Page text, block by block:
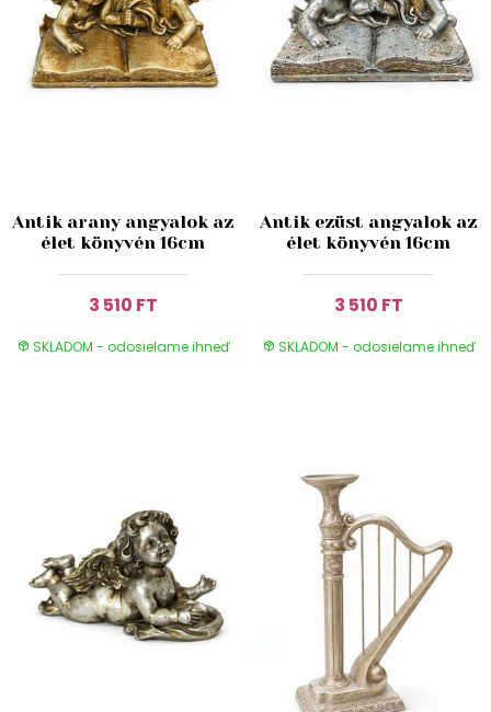
Antik arany angyalok az
élet könyvén 16cm
3 510 FT
SKLADOM - odosielame ihneď
Antik ezüst angyalok az
élet könyvén 16cm
3 510 FT
SKLADOM - odosielame ihneď